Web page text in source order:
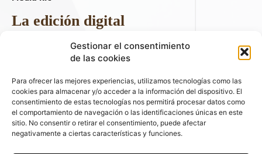
Gestionar el consentimiento
de las cookies
Para ofrecer las mejores experiencias, utilizamos tecnologías como las
cookies para almacenar y/o acceder a la información del dispositivo. El
consentimiento de estas tecnologías nos permitirá procesar datos como
el comportamiento de navegación o las identificaciones únicas en este
sitio. No consentir o retirar el consentimiento, puede afectar
negativamente a ciertas características y funciones.
La edición digital
Descargar último ejemplar
ir a hemeroteca
+ Contenido en redes sociales